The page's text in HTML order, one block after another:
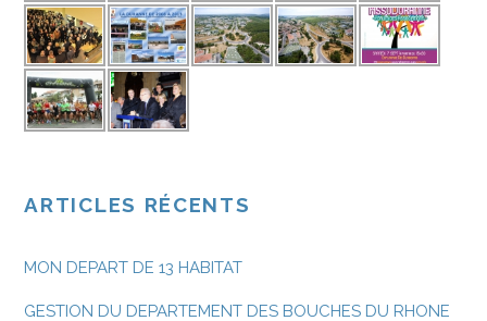
ARTICLES RÉCENTS
MON DEPART DE 13 HABITAT
GESTION DU DEPARTEMENT DES BOUCHES DU RHONE